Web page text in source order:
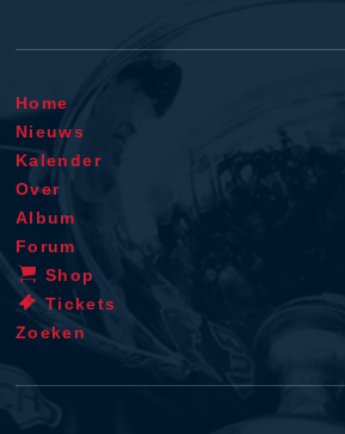
Home
Nieuws
Kalender
Over
Album
Forum
Shop
Tickets
Zoeken